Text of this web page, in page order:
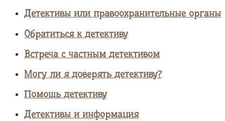
Детективы или правоохранительные органы
Обратиться к детективу
Встреча с частным детективом
Могу ли я доверять детективу?
Помощь детективу
Детективы и информация